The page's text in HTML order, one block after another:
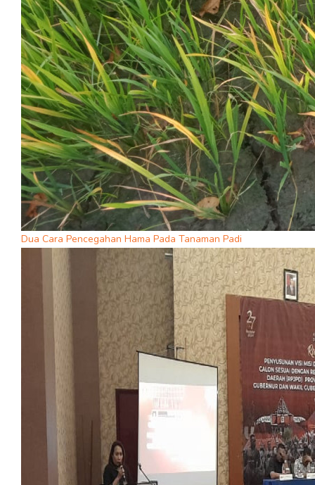
Dua Cara Pencegahan Hama Pada Tanaman Padi